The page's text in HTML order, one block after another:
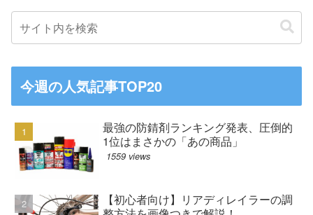
今週の人気記事TOP20
最強の防錆剤ランキング発表、圧倒的
1位はまさかの「あの商品」
1559 views
【初心者向け】リアディレイラーの調